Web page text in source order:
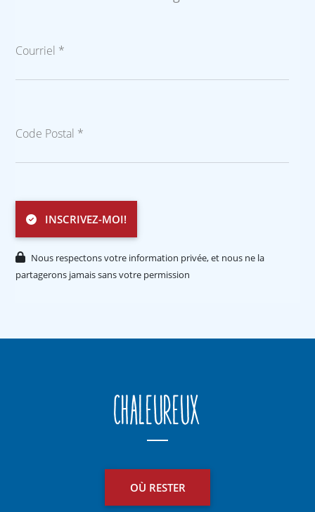
Courriel *
Code Postal *
INSCRIVEZ-MOI!
Nous respectons votre information privée, et nous ne la
partagerons jamais sans votre permission
Chaleureux
OÙ RESTER